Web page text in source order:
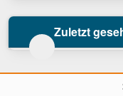
Zuletzt